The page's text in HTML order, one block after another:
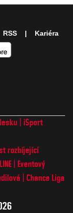
iSport
rozbíjející
Eventový
Chance Liga
RSS Kariéra